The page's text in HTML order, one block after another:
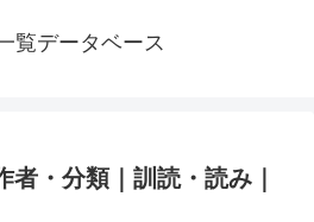
覧データベース
者・分類｜訓読・読み｜